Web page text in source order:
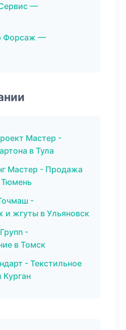
—
Форсаж —
Мастер -
в Тула
Мастер - Продажа
-
и жгуты в Ульяновск
-
в Томск
- Текстильное
Курган